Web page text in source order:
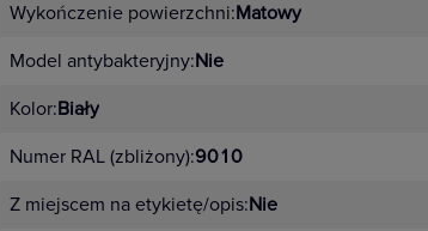
Wykończenie powierzchni:Matowy
Model antybakteryjny:Nie
Kolor:Biały
Numer RAL (zbliżony):9010
Z miejscem na etykietę/opis:Nie